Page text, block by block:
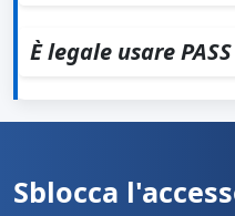
alcun periodo di attesa.
È legale usare
posizione e da come lo
Sblocca